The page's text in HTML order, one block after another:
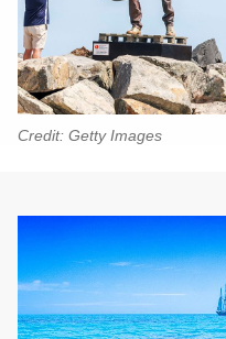
Credit: Getty Images